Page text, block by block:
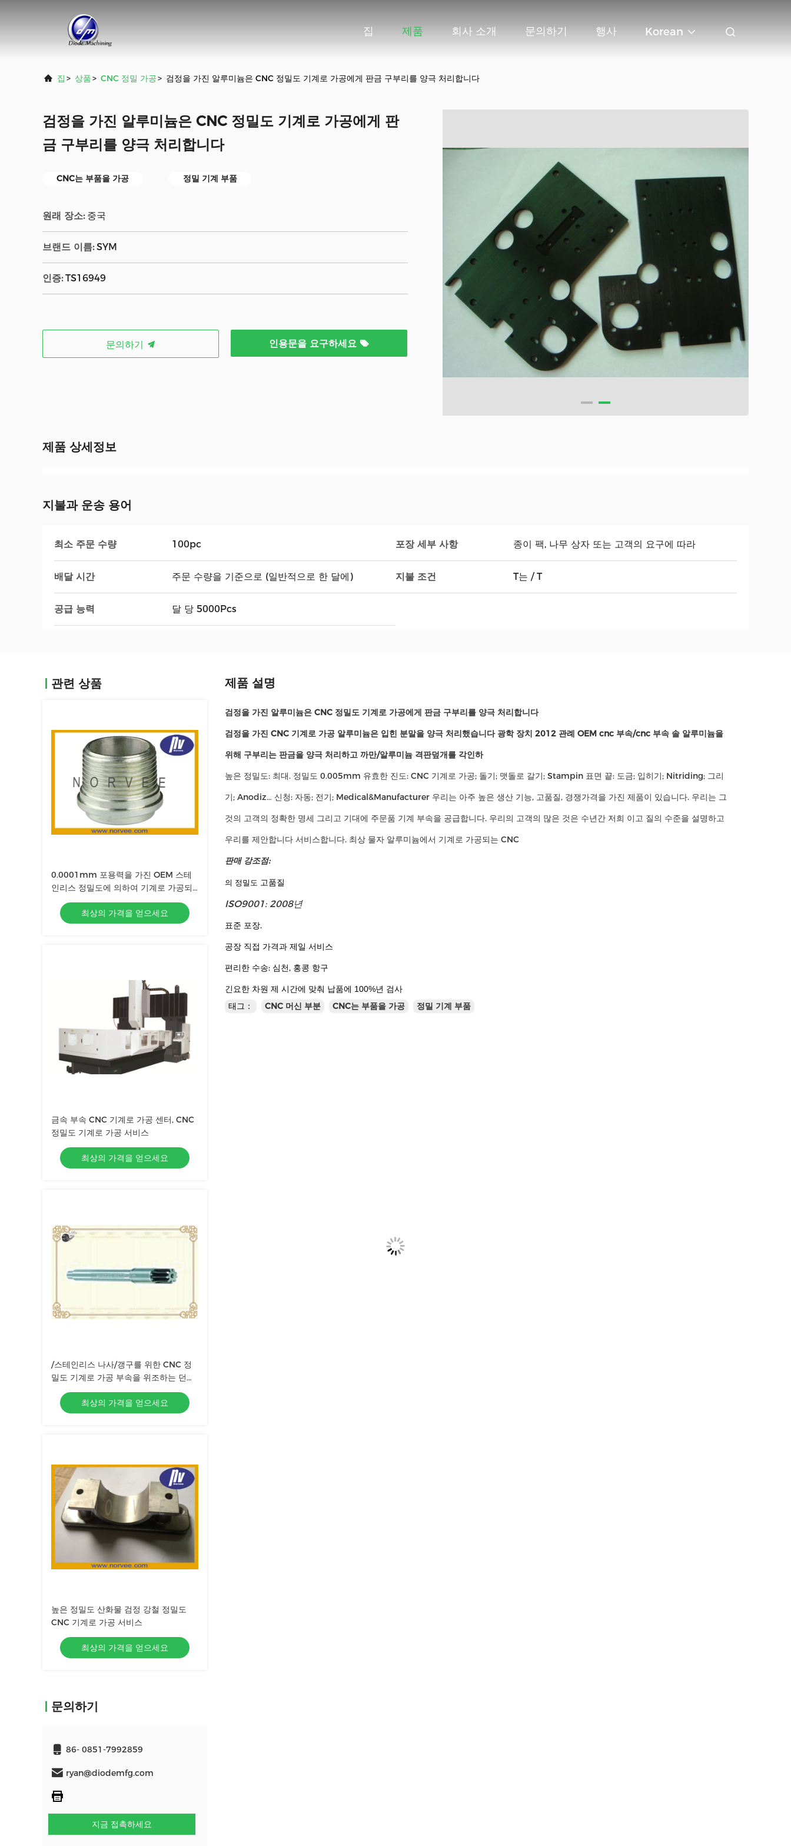
집 제품 회사 소개 문의하기 행사 Korean
집 > 상품> CNC 정밀 가공> 검정을 가진 알루미늄은 CNC 정밀도 기계로 가공에게 판금 구부리를 양극 처리합니다
검정을 가진 알루미늄은 CNC 정밀도 기계로 가공에게 판
금 구부리를 양극 처리합니다
CNC는 부품을 가공 정밀 기계 부품
원래 장소: 중국
브랜드 이름: SYM
인증: TS16949
문의하기 인용문을 요구하세요
제품 상세정보
지불과 운송 용어
최소 주문 수량 100pc 포장 세부 사항 종이 팩, 나무 상자 또는 고객의 요구에 따라
배달 시간 주문 수량을 기준으로 (일반적으로 한 달에) 지불 조건 T는 / T
공급 능력 달 당 5000Pcs
관련 상품
0.0001mm 포용력을 가진 OEM 스테
인리스 정밀도에 의하여 기계로 가공되
는 분대
최상의 가격을 얻으세요
금속 부속 CNC 기계로 가공 센터, CNC
정밀도 기계로 가공 서비스
최상의 가격을 얻으세요
/스테인리스 나사/갱구를 위한 CNC 정
밀도 기계로 가공 부속을 위조하는 던지
는 것은/도망합니다
최상의 가격을 얻으세요
높은 정밀도 산화물 검정 강철 정밀도
CNC 기계로 가공 서비스
최상의 가격을 얻으세요
문의하기
86- 0851-7992859
ryan@diodemfg.com
지금 접촉하세요
제품 설명
검정을 가진 알루미늄은 CNC 정밀도 기계로 가공에게 판금 구부리를 양극 처리합니다
검정을 가진 CNC 기계로 가공 알루미늄은 입힌 분말을 양극 처리했습니다 광학 장치 2012 관례 OEM cnc 부속/cnc 부속 솔 알루미늄을
위해 구부리는 판금을 양극 처리하고 까만/알루미늄 격판덮개를 각인하
높은 정밀도: 최대. 정밀도 0.005mm 유효한 진도: CNC 기계로 가공; 돌기; 맷돌로 갈기; Stampin 표면 끝: 도금; 입히기; Nitriding; 그리
기; Anodiz… 신청: 자동; 전기; Medical&Manufacturer 우리는 아주 높은 생산 기능, 고품질, 경쟁가격을 가진 제품이 있습니다. 우리는 그
것의 고객의 정확한 명세 그리고 기대에 주문품 기계 부속을 공급합니다. 우리의 고객의 많은 것은 수년간 저희 이고 질의 수준을 설명하고
우리를 제안합니다 서비스합니다. 최상 물자 알루미늄에서 기계로 가공되는 CNC
판매 강조점:
의 정밀도 고품질
ISO9001: 2008년
표준 포장.
공장 직접 가격과 제일 서비스
편리한 수송: 심천, 홍콩 항구
긴요한 차원 제 시간에 맞춰 납품에 100%년 검사
태그： CNC 머신 부분 CNC는 부품을 가공 정밀 기계 부품